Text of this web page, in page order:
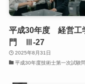
平成30年度 経営工
門 Ⅲ-27
2025年8月31日
平成30年度技術士第一次試験